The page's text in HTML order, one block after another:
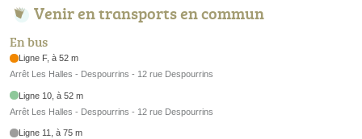
Venir en transports en commun
En bus
Ligne F, à 52 m
Arrêt Les Halles - Despourrins - 12 rue Despourrins
Ligne 10, à 52 m
Arrêt Les Halles - Despourrins - 12 rue Despourrins
Ligne 11, à 75 m